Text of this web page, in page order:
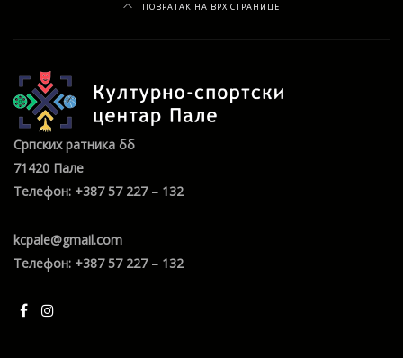
ПОВРАТАК НА ВРХ СТРАНИЦЕ
Српских ратника бб
71420 Пале
Телефон: +387 57 227 – 132
kcpale@gmail.com
Телефон: +387 57 227 – 132